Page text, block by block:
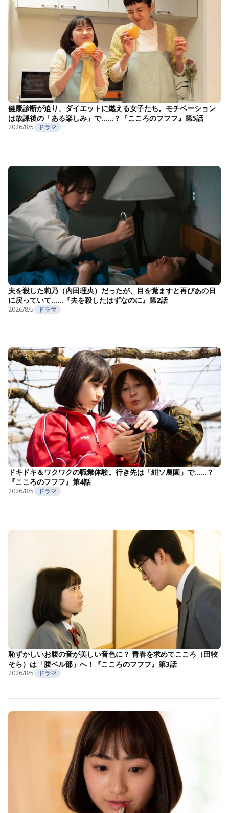
健康診断が迫り、ダイエットに燃える女子たち。モチベーション
は放課後の「ある楽しみ」で……？『こころのフフフ』第5話
2026/8/5 ドラマ
夫を殺した莉乃（内田理央）だったが、目を覚ますと再びあの日
に戻っていて……『夫を殺したはずなのに』第2話
2026/8/5 ドラマ
ドキドキ＆ワクワクの職業体験。行き先は「紺ソ農園」で……？
『こころのフフフ』第4話
2026/8/5 ドラマ
恥ずかしいお腹の音が美しい音色に？ 青春を求めてこころ（田牧
そら）は「腹ベル部」へ！『こころのフフフ』第3話
2026/8/5 ドラマ